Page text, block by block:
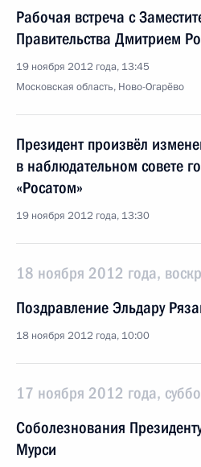
Рабочая встреча с
Правительства Дмитрием
19 ноября 2012 года, 13:45
Московская область, Ново-Огарёво
Президент произвёл
в наблюдательном совете
«Росатом»
19 ноября 2012 года, 13:30
18 ноября 2012 года,
Поздравление Эльдару
18 ноября 2012 года, 10:00
17 ноября 2012 года,
Соболезнования
Мурси